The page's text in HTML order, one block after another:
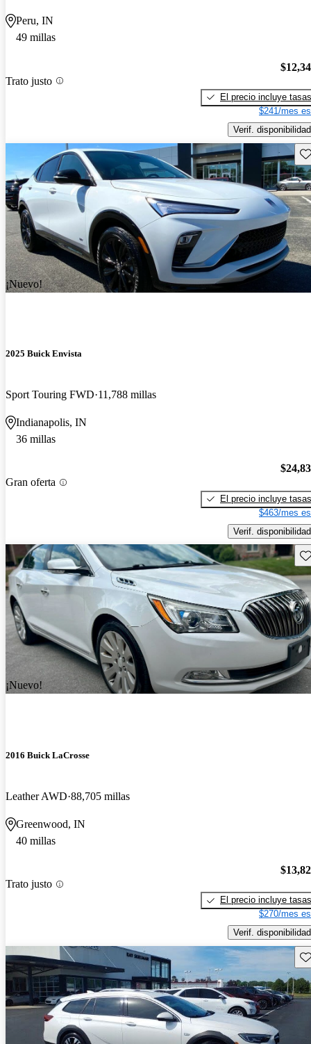
Peru, IN
49 millas
Trato justo
El precio incluye tasas
$241/mes
Verif. disponibilidad
¡Nuevo!
2025 Buick Envista
Sport Touring FWD 11,788 millas
Indianapolis, IN
36 millas
Gran oferta
El precio incluye tasas
$463/mes
Verif. disponibilidad
¡Nuevo!
2016 Buick LaCrosse
Leather AWD 88,705 millas
Greenwood, IN
40 millas
Trato justo
El precio incluye tasas
$270/mes
Verif. disponibilidad